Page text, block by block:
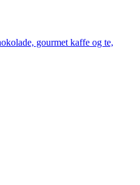
gourmet kaffe og te,